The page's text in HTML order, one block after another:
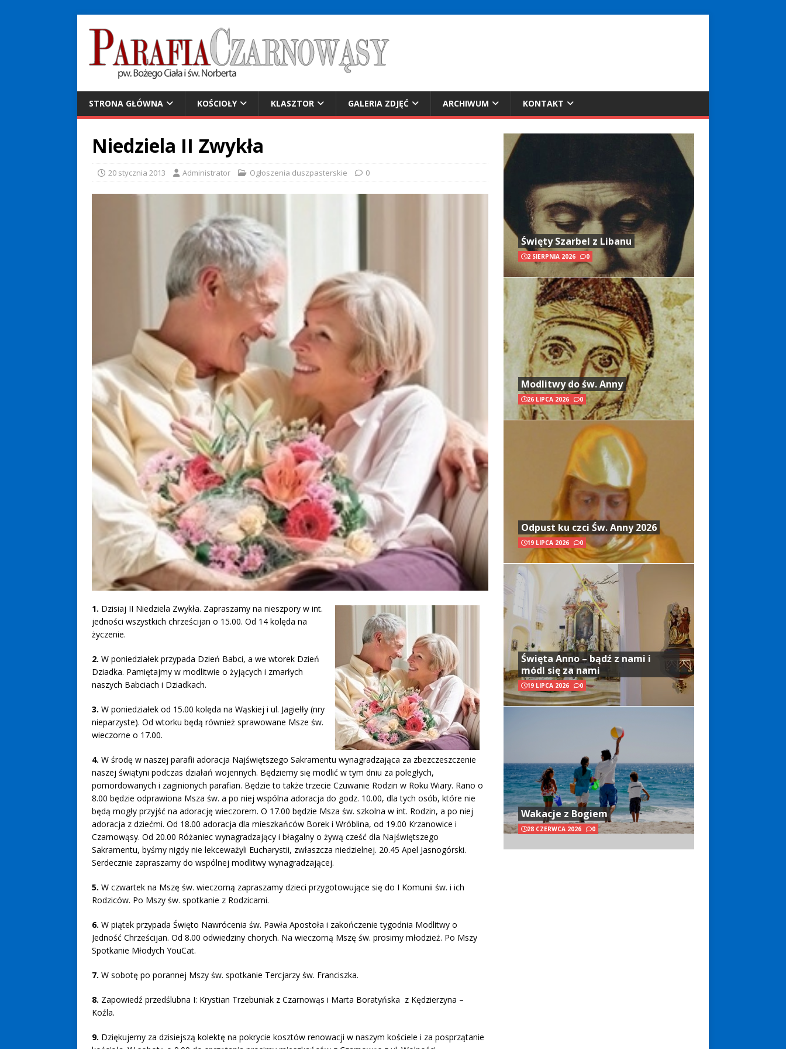
STRONA GŁÓWNA KOŚCIOŁY KLASZTOR GALERIA ZDJĘĆ ARCHIWUM KONTAKT
Niedziela II Zwykła
20 stycznia 2013 Administrator Ogłoszenia duszpasterskie 0
1. Dzisiaj II Niedziela Zwykła. Zapraszamy na nieszpory w int.
jedności wszystkich chrześcijan o 15.00. Od 14 kolęda na
życzenie.
2. W poniedziałek przypada Dzień Babci, a we wtorek Dzień
Dziadka. Pamiętajmy w modlitwie o żyjących i zmarłych
naszych Babciach i Dziadkach.
3. W poniedziałek od 15.00 kolęda na Wąskiej i ul. Jagiełły (nry
nieparzyste). Od wtorku będą również sprawowane Msze św.
wieczorne o 17.00.
4. W środę w naszej parafii adoracja Najświętszego Sakramentu wynagradzająca za zbezczeszczenie
naszej świątyni podczas działań wojennych. Będziemy się modlić w tym dniu za poległych,
pomordowanych i zaginionych parafian. Będzie to także trzecie Czuwanie Rodzin w Roku Wiary. Rano o
8.00 będzie odprawiona Msza św. a po niej wspólna adoracja do godz. 10.00, dla tych osób, które nie
będą mogły przyjść na adorację wieczorem. O 17.00 będzie Msza św. szkolna w int. Rodzin, a po niej
adoracja z dziećmi. Od 18.00 adoracja dla mieszkańców Borek i Wróblina, od 19.00 Krzanowice i
Czarnowąsy. Od 20.00 Różaniec wynagradzający i błagalny o żywą cześć dla Najświętszego
Sakramentu, byśmy nigdy nie lekceważyli Eucharystii, zwłaszcza niedzielnej. 20.45 Apel Jasnogórski.
Serdecznie zapraszamy do wspólnej modlitwy wynagradzającej.
5. W czwartek na Mszę św. wieczorną zapraszamy dzieci przygotowujące się do I Komunii św. i ich
Rodziców. Po Mszy św. spotkanie z Rodzicami.
6. W piątek przypada Święto Nawrócenia św. Pawła Apostoła i zakończenie tygodnia Modlitwy o
Jedność Chrześcijan. Od 8.00 odwiedziny chorych. Na wieczorną Mszę św. prosimy młodzież. Po Mszy
Spotkanie Młodych YouCat.
7. W sobotę po porannej Mszy św. spotkanie Tercjarzy św. Franciszka.
8. Zapowiedź przedślubna I: Krystian Trzebuniak z Czarnowąs i Marta Boratyńska z Kędzierzyna –
Koźla.
9. Dziękujemy za dzisiejszą kolektę na pokrycie kosztów renowacji w naszym kościele i za posprzątanie
Święty Szarbel z Libanu
2 SIERPNIA 2026 0
Modlitwy do św. Anny
26 LIPCA 2026 0
Odpust ku czci Św. Anny 2026
19 LIPCA 2026 0
Święta Anno – bądź z nami i
módl się za nami
19 LIPCA 2026 0
Wakacje z Bogiem
28 CZERWCA 2026 0